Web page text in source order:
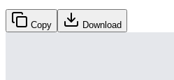
Copy Download